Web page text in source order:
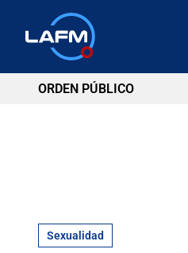
ORDEN PÚBLICO
Sexualidad